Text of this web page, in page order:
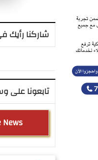
شاركنا رأيك
تابعونا على
News